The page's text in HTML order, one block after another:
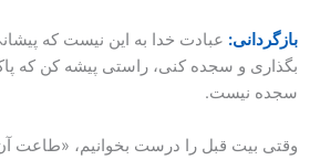
عبادت خدا به این نیست که پیشانی ات را
و سجده کنی، راستی پیشه کن که پاکی نیت
نیست.
قبل را درست بخوانیم، «طاعت آن » به